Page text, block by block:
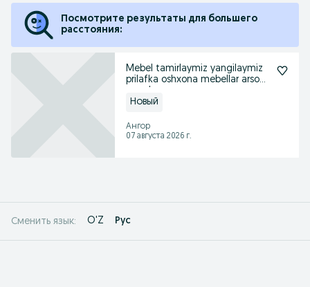
Посмотрите результаты для большего
расстояния:
Mebel tamirlaymiz yangilaymiz
prilafka oshxona mebellar arson
Новый
Ангор
07 августа 2026 г.
Сменить язык: O'Z Рус